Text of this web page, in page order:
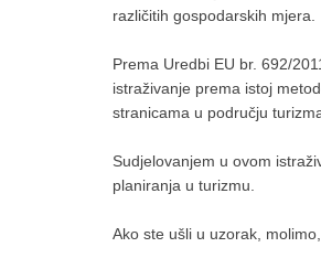
različitih gospodarskih mjera.
Prema Uredbi EU br. 692/
istraživanje prema istoj
stranicama u području
Sudjelovanjem u ovom
planiranja u turizmu.
Ako ste ušli u uzorak,